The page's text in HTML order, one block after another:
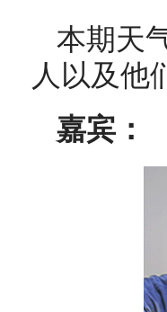
本期天
人以及他
嘉宾：